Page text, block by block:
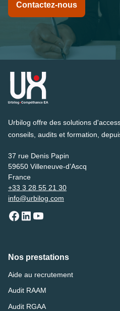
Contactez-nous
Urbilog offre des solutions
conseils, audits et formation,
37 rue Denis Papin
59650 Villeneuve-d’Ascq
France
+33 3 28 55 21 30
info@urbilog.com
Nos prestations
Aide au recrutement
Audit RAAM
Audit RGAA